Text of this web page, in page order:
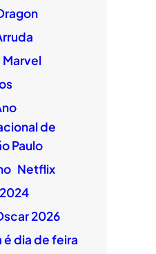
Marvel
de
Paulo
Netflix
2026
é dia de feira